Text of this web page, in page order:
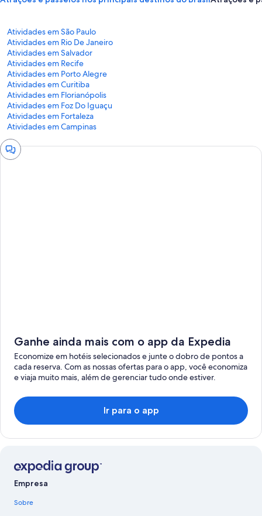
Atividades em São Paulo
Atividades em Rio De Janeiro
Atividades em Salvador
Atividades em Recife
Atividades em Porto Alegre
Atividades em Curitiba
Atividades em Florianópolis
Atividades em Foz Do Iguaçu
Atividades em Fortaleza
Atividades em Campinas
Fechar
janela
Ganhe ainda mais com o app da Expedia
Economize em hotéis selecionados e junte o dobro de pontos a
cada reserva. Com as nossas ofertas para o app, você economiza
e viaja muito mais, além de gerenciar tudo onde estiver.
Ir para o app
Empresa
Sobre